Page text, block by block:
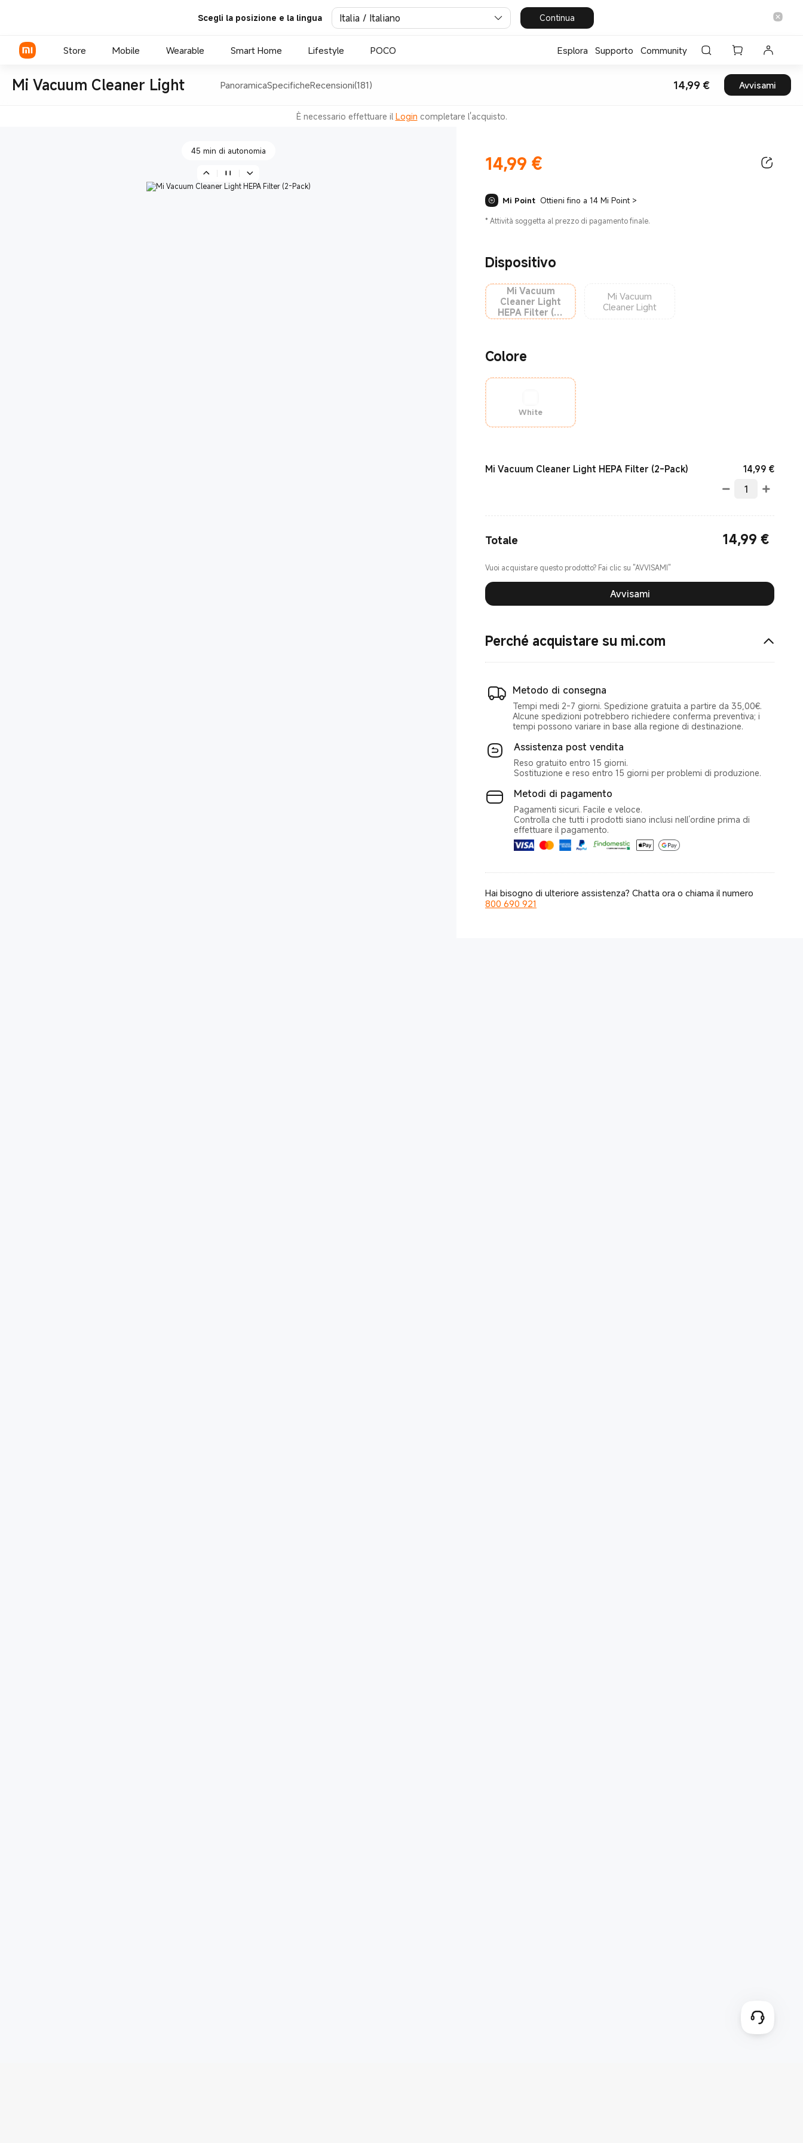
Scegli la posizione e la lingua Italia / Italiano Continua
Store Mobile Wearable Smart Home Lifestyle POCO Esplora Supporto Community
Mi Vacuum Cleaner Light PanoramicaSpecificheRecensioni(181) 14,99 € Current Price
Avvisami
È necessario effettuare il Login completare l'acquisto.
Corpo principale leggero da 1,2 kg
45 min di autonomia
14,99 €
Current Price €14.99
Mi Point Ottieni fino a 14 Mi Point >
* Attività soggetta al prezzo di pagamento finale.
Dispositivo
Mi Vacuum
Cleaner Light
HEPA Filter (2-
Pack)
Mi Vacuum
Cleaner Light
Colore
White
Mi Vacuum Cleaner Light HEPA Filter (2-Pack) 14,99 €
Totale 14,99 €
Vuoi acquistare questo prodotto? Fai clic su "AVVISAMI"
Avvisami
Perché acquistare su mi.com
Metodo di consegna
Tempi medi 2‑7 giorni. Spedizione gratuita a partire da 35,00€.
Alcune spedizioni potrebbero richiedere conferma preventiva; i
tempi possono variare in base alla regione di destinazione.
Assistenza post vendita
Reso gratuito entro 15 giorni.
Sostituzione e reso entro 15 giorni per problemi di produzione.
Metodi di pagamento
Pagamenti sicuri. Facile e veloce.
Controlla che tutti i prodotti siano inclusi nell’ordine prima di
effettuare il pagamento.
Hai bisogno di ulteriore assistenza? Chatta ora o chiama il numero
800 690 921